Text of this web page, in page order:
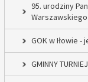
95. urodziny
Warszawskiego
GOK w Iłowie
GMINNY